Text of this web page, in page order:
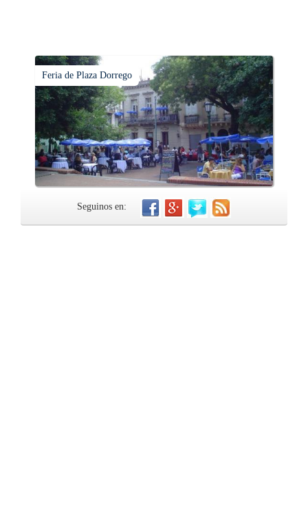
Feria de Plaza Dorrego
Seguinos en: